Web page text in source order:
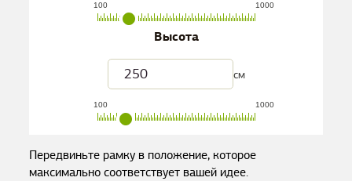
100 1000
Высота
см
100 1000
Передвиньте рамку в положение, которое
максимально соответствует вашей идее.